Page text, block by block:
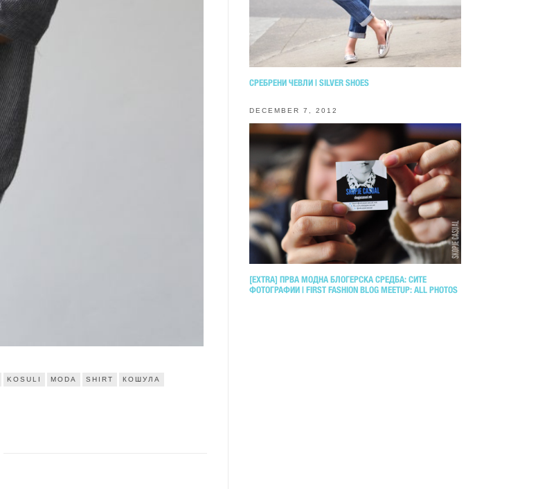
KOSULI MODA SHIRT КОШУЛА
СРЕБРЕНИ ЧЕВЛИ | SILVER SHOES
DECEMBER 7, 2012
[EXTRA] ПРВА МОДНА БЛОГЕРСКА СРЕДБА: СИТЕ
ФОТОГРАФИИ | FIRST FASHION BLOG MEETUP: ALL PHOTOS